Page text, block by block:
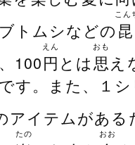
トムシなどの
こん
100円
えん
とは思
おも
え
す。また、１
アイテムがある
たの おお